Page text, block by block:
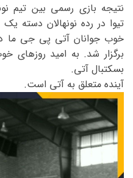
نتیجه بازی رسمی بین تیم
تیوا در رده نونهالان دسته یک
خوب جوانان آتی پی جی ما
برگزار شد. به امید روزهای
بسکتبال آتی.
آینده متعلق به آتی است.